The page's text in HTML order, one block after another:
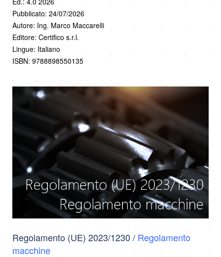
Pubblicato: 24/07/2026
Autore: Ing. Marco Maccarelli
Editore: Certifico s.r.l.
Lingue: Italiano
ISBN: 9788898550135
Regolamento (UE) 2023/1230 / Regolamento
macchine